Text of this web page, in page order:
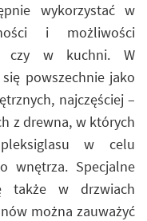
wykorzystać w
i możliwości
czy w kuchni. W
powszechnie jako
najczęściej –
z drewna, w których
w celu
wnętrza. Specjalne
także w drzwiach
można zauważyć